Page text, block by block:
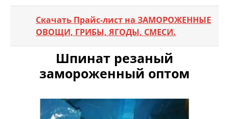
Скачать Прайс-лист на ЗАМОРОЖЕННЫЕ
ОВОЩИ, ГРИБЫ, ЯГОДЫ, СМЕСИ.
Шпинат резаный
замороженный оптом